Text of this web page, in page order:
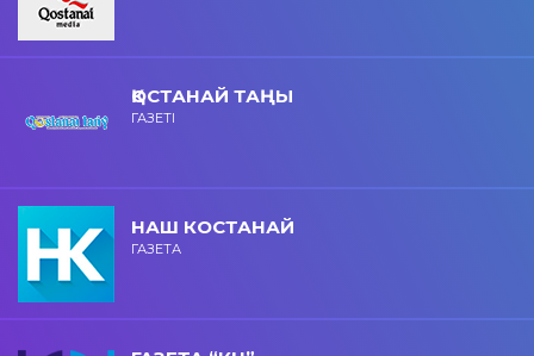
ҚОСТАНАЙ ТАҢЫ
ГАЗЕТІ
НАШ КОСТАНАЙ
ГАЗЕТА